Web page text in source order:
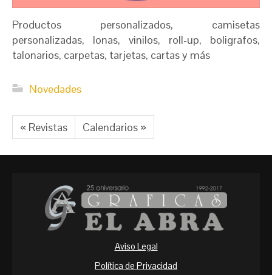
Productos personalizados, camisetas
personalizadas, lonas, vinilos, roll-up, boligrafos,
talonarios, carpetas, tarjetas, cartas y más
Novedades
« Revistas Calendarios »
Aviso Legal
Política de Privacidad